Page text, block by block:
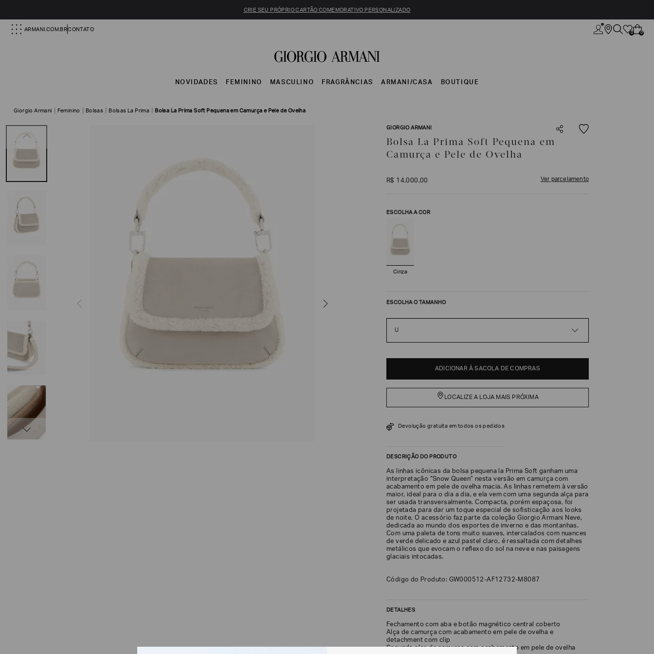
CRIE SEU PRÓPRIO CARTÃO COMEMORATIVO PERSONALIZADO
ARMANI.COM.BRCONTATO
0 0
NOVIDADES FEMININO MASCULINO FRAGRÂNCIAS ARMANI/CASA BOUTIQUE
Giorgio Armani Feminino Bolsas Bolsas La Prima Bolsa La Prima Soft Pequena em Camurça e Pele de Ovelha
GIORGIO ARMANI
Bolsa La Prima Soft Pequena em
Camurça e Pele de Ovelha
R$ 14.000,00 Ver parcelamento
ESCOLHA A COR
Cinza
ESCOLHA O TAMANHO
U
ADICIONAR À SACOLA DE COMPRAS
LOCALIZE A LOJA MAIS PRÓXIMA
Devolução gratuita em todos os pedidos
DESCRIÇÃO DO PRODUTO
As linhas icônicas da bolsa pequena la Prima Soft ganham uma
interpretação “Snow Queen” nesta versão em camurça com
acabamento em pele de ovelha macia. As linhas remetem à versão
maior, ideal para o dia a dia, e ela vem com uma segunda alça para
ser usada transversalmente. Compacta, porém espaçosa, foi
projetada para dar um toque especial de sofisticação aos looks
de noite. O acessório faz parte da coleção Giorgio Armani Neve,
dedicada ao mundo dos esportes de inverno e das montanhas.
Com uma paleta de tons muito suaves, intercalados com nuances
de verde delicado e azul pastel claro, é ressaltada com detalhes
metálicos que evocam o reflexo do sol na neve e nas paisagens
glaciais intocadas.
Código do Produto: GW000512-AF12732-M8087
DETALHES
Fechamento com aba e botão magnético central coberto
Alça de camurça com acabamento em pele de ovelha e
detachment com clip
Segunda alça de camurça com acabamento em pele de ovelha